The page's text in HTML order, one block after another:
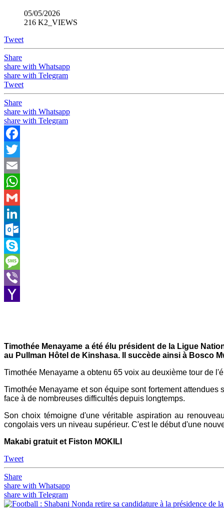
05/05/2026
216 K2_VIEWS
Tweet
Share
share with Whatsapp
share with Telegram
Tweet
Share
share with Whatsapp
share with Telegram
Facebook
Twitter
Email
WhatsApp
Gmail
LinkedIn
Outlook.com
Skype
Message
Viber
Timothée Menayame a été élu président de la Ligue
au Pullman Hôtel de Kinshasa. Il succède ainsi à Bosco
Timothée Menayame a obtenu 65 voix au deuxième tour de
Timothée Menayame et son équipe sont fortement
face à de nombreuses difficultés depuis longtemps.
Son choix témoigne d'une véritable aspiration au
congolais vers un niveau supérieur. C'est le début d'une
Makabi gratuit et Fiston MOKILI
Tweet
Share
share with Whatsapp
share with Telegram